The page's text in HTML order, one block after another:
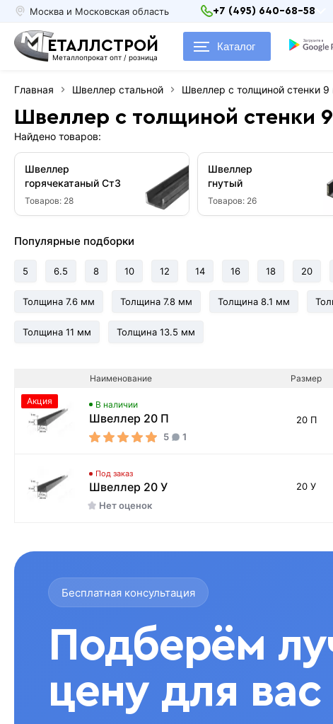
Москва и Московская область +7 (495) 640-68-58
ЕТАЛЛСТРОЙ
Металлопрокат опт / розница
Каталог
Главная Швеллер стальной Швеллер с толщиной стенки
Швеллер с толщиной стенки
Найдено товаров:
Швеллер
горячекатаный Ст3
Товаров: 28
Швеллер
гнутый
Товаров: 26
Популярные подборки
5 6.5 8 10 12 14 16 18 20
Толщина 7.6 мм Толщина 7.8 мм Толщина 8.1 мм
Толщина 11 мм Толщина 13.5 мм
Наименование Размер
В наличии
Швеллер 20 П
5 1
Акция
20 П
Под заказ
Швеллер 20 У
Нет оценок
20 У
Бесплатная консультация
Подберём
цену для вас